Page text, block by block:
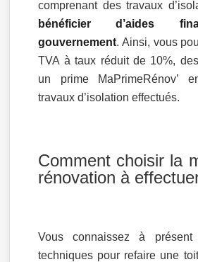
comprenant des travaux
bénéficier d’aides
gouvernement. Ainsi, vous
TVA à taux réduit de 10%,
un prime MaPrimeRénov’
travaux d’isolation effectués.
Comment choisir la
rénovation à
Vous connaissez à présent
techniques pour refaire une